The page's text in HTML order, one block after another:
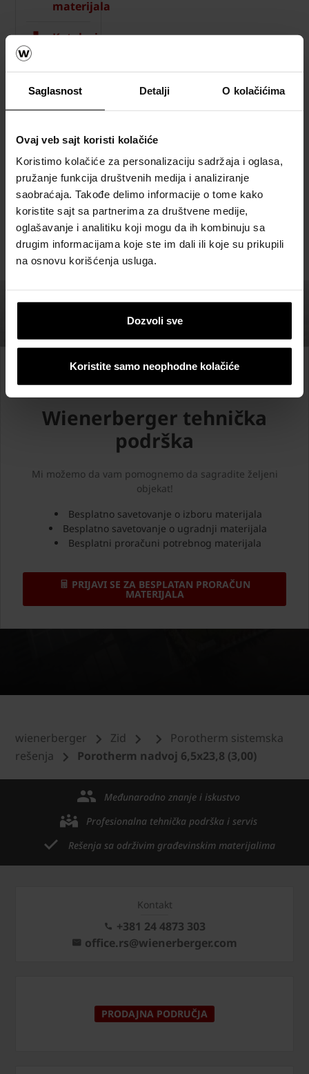
Saglasnost Detalji O kolačićima
Ovaj veb sajt koristi kolačiće
Koristimo kolačiće za personalizaciju sadržaja i oglasa,
pružanje funkcija društvenih medija i analiziranje
saobraćaja. Takođe delimo informacije o tome kako
koristite sajt sa partnerima za društvene medije,
oglašavanje i analitiku koji mogu da ih kombinuju sa
drugim informacijama koje ste im dali ili koje su prikupili
na osnovu korišćenja usluga.
Dozvoli sve
Koristite samo neophodne kolačiće
materijala
Katalozi,
tehnička
dokumentacija
Referetni objekti
POGLEDAJTE REFERENTNE OBJEKTE
Od ideje do realizacije
Wienerberger tehnička
podrška
Mi možemo da vam pomognemo da sagradite željeni
objekat!
Besplatno savetovanje o izboru materijala
Besplatno savetovanje o ugradnji materijala
Besplatni proračuni potrebnog materijala
PRIJAVI SE ZA BESPLATAN PRORAČUN
MATERIJALA
wienerberger Zid
Porotherm sistemska
rešenja
Porotherm nadvoj 6,5x23,8 (3,00)
Međunarodno znanje i iskustvo
Profesionalna tehnička podrška i servis
Rešenja sa održivim građevinskim materijalima
Kontakt
+381 24 4873 303
office.rs@wienerberger.com
PRODAJNA PODRUČJA